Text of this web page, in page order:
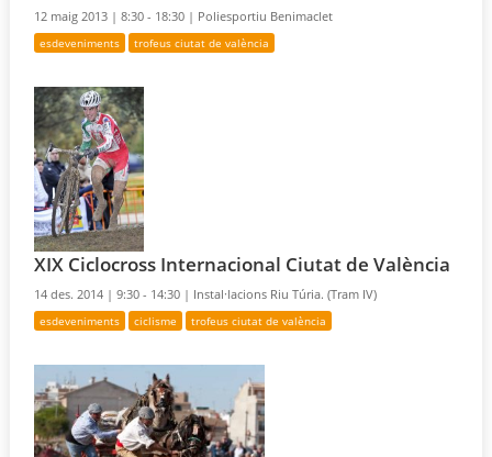
12 maig 2013 |8:30 - 18:30 | Poliesportiu Benimaclet
esdeveniments trofeus ciutat de valència
XIX Ciclocross Internacional Ciutat de València
14 des. 2014 |9:30 - 14:30 | Instal·lacions Riu Túria. (Tram IV)
esdeveniments ciclisme trofeus ciutat de valència